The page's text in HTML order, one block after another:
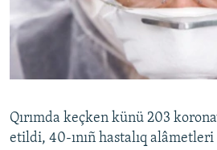
FİKİR
Русский
Українською
QOŞULIÑIZ!
Qırımda keçken künü 203
etildi, 40-ınıñ hastalıq